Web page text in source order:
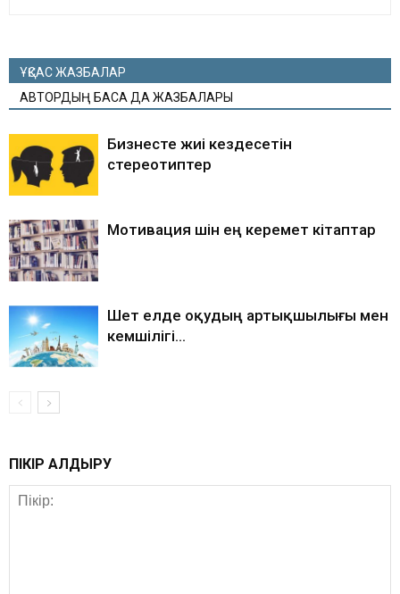
ҰҚСАС ЖАЗБАЛАР
АВТОРДЫҢ БАСҚА ДА ЖАЗБАЛАРЫ
Бизнесте жиі кездесетін
стереотиптер
Мотивация үшін ең керемет кітаптар
Шет елде оқудың артықшылығы мен
кемшілігі…
ПІКІР ҚАЛДЫРУ